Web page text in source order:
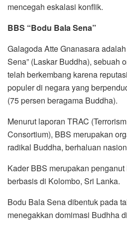
mencegah eskalasi konflik.
BBS “Bodu Bala Sena”
Galagoda Atte Gnanasara
Sena” (Laskar Buddha), sebuah
telah berkembang karena
populer di negara yang
(75 persen beragama Buddha).
Menurut laporan TRAC
Consortium), BBS merupakan
radikal Buddha, berhaluan
Kader BBS merupakan
berbasis di Kolombo, Sri Lanka.
Bodu Bala Sena dibentuk pada
menegakkan domimasi Budhha